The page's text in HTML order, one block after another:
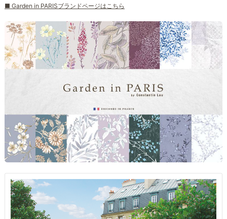
■ Garden in PARISブランドページはこちら